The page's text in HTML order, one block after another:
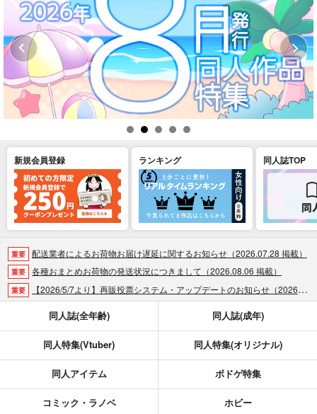
新規会員登録 ランキング 同人誌TOP
重要 配送業者によるお荷物お届け遅延に関するお知らせ（2026.07.28 掲載）
重要 各種おまとめお荷物の発送状況につきまして（2026.08.06 掲載）
重要 【2026/5/7より】再販投票システム・アップデートのお知らせ（2026.05.07 掲載）
「とらのあな×駿河屋日本橋乙女同人誌館」通販店頭受取サービス開始のお知らせ（2026.01.05 更新｜2025.12.30 掲載）
重要 【2025/12/1より】「通販ポイント⇒とらコイン変換キャンペーン」終了のお知らせ（2025.11.21 掲載）
個人情報保護方針の改定について（2025.09.19 更新｜2025.08.01 掲載）
ポイント付与・管理体制改定のお知らせ（2024.11.20 掲載）
同人誌(全年齢) 同人誌(成年)
同人特集(Vtuber) 同人特集(オリジナル)
同人アイテム ボドゲ特集
コミック・ラノベ ホビー